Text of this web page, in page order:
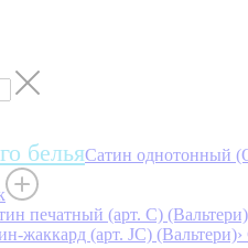
бельяСатин однотонный
печатный (арт. С) (Вальтери)
жаккард (арт. JC) (Вальтери)